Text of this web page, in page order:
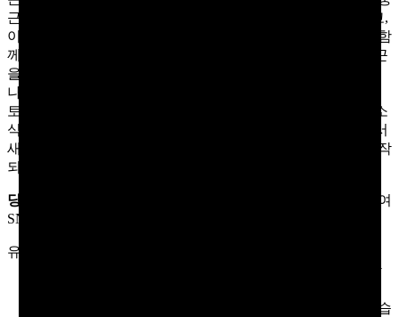
근은 만국공법에 따라 전쟁포로인 일본인들을 풀어주게 되고,
이 사건으로 인해 독립군 사이에서는 안중근에 대한 의심과 함
께 균열이 일기 시작한다. 1년 후, 블라디보스토크에는 안중근
을 비롯해 우덕순, 김상현, 공부인, 최재형, 이창섭 등 빼앗긴
나라를 되찾기 위해 마음을 함께하는 이들이 모이게 된다. 이
토 히로부미가 러시아와 협상을 위해 하얼빈으로 향한다는 소
식을 접한 안중근과 독립군들은 하얼빈으로 향하고, 내부에서
새어 나간 이들의 작전 내용을 입수한 일본군들의 추격이 시작
되는데…
당첨 TIP!
화면 오른쪽 상단에 있는 공유하기 버튼을 클릭하여
SNS에 공유해주세요. 당첨 확률이 올라갑니다!
유의사항
잘못된 개인정보 입력으로 인한 당첨자의 불이익 (연락
이벤트 일정 및 경품은 당사 상황에 따라 변경 될 수 있습